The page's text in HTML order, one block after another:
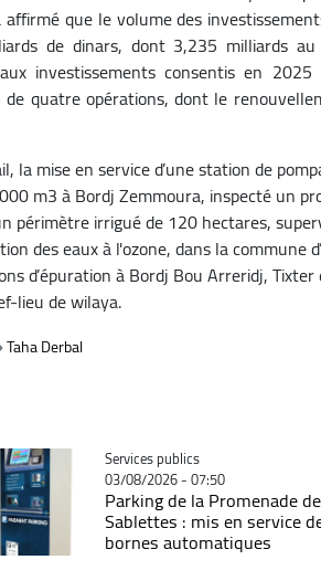
que le volume des
de dinars, dont 3,235 milliards
investissements consentis en
quatre opérations, dont le
la mise en service d’une station de
m3 à Bordj Zemmoura, inspecté un
périmètre irrigué de 120 hectares,
des eaux à l'ozone, dans la commune
d’épuration à Bordj Bou Arreridj,
lieu de wilaya.
Taha Derbal
Catégorie
Services publics
03/08/2026 - 07:50
Parking de la Promenade
Sablettes : mis en service
bornes automatiques